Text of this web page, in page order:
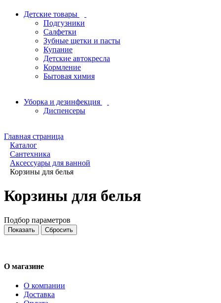
Детские товары
Подгузники
Салфетки
Зубные щетки и пасты
Купание
Детские автокресла
Кормление
Бытовая химия
Уборка и дезинфекция
Диспенсеры
Главная страница
Каталог
Сантехника
Аксессуары для ванной
Корзины для белья
Корзины для белья
Подбор параметров
О магазине
О компании
Доставка